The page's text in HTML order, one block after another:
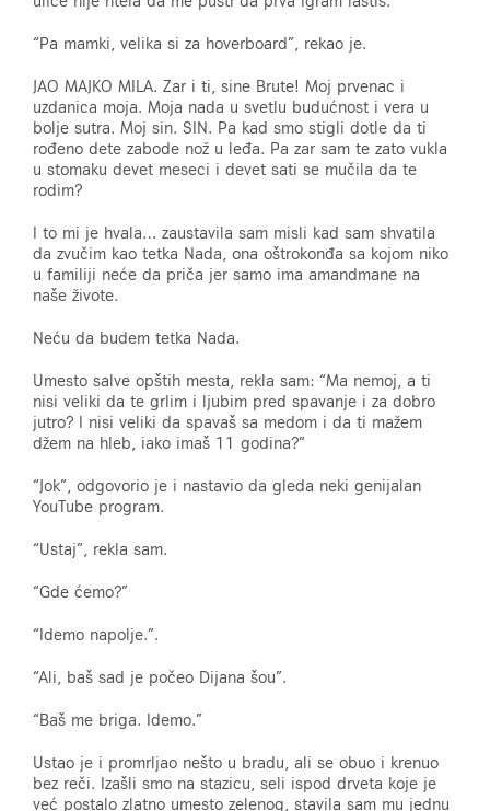
“Pa mamki, velika si za hoverboard”, rekao je.
JAO MAJKO MILA. Zar i ti, sine Brute! Moj prvenac i
uzdanica moja. Moja nada u svetlu budućnost i vera u
bolje sutra. Moj sin. SIN. Pa kad smo stigli dotle da ti
rođeno dete zabode nož u leđa. Pa zar sam te zato vukla
u stomaku devet meseci i devet sati se mučila da te
rodim?
I to mi je hvala… zaustavila sam misli kad sam shvatila
da zvučim kao tetka Nada, ona oštrokonđa sa kojom niko
u familiji neće da priča jer samo ima amandmane na
naše živote.
Neću da budem tetka Nada.
Umesto salve opštih mesta, rekla sam: “Ma nemoj, a ti
nisi veliki da te grlim i ljubim pred spavanje i za dobro
jutro? I nisi veliki da spavaš sa medom i da ti mažem
džem na hleb, iako imaš 11 godina?”
“Jok”, odgovorio je i nastavio da gleda neki genijalan
YouTube program.
“Ustaj”, rekla sam.
“Gde ćemo?”
“Idemo napolje.”.
“Ali, baš sad je počeo Dijana šou”.
“Baš me briga. Idemo.”
Ustao je i promrljao nešto u bradu, ali se obuo i krenuo
bez reči. Izašli smo na stazicu, seli ispod drveta koje je
već postalo zlatno umesto zelenog, stavila sam mu jednu